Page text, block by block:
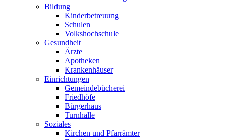
Bildung
Kinderbetreuung
Schulen
Volkshochschule
Gesundheit
Ärzte
Apotheken
Krankenhäuser
Einrichtungen
Gemeindebücherei
Friedhöfe
Bürgerhaus
Turnhalle
Soziales
Kirchen und Pfarrämter